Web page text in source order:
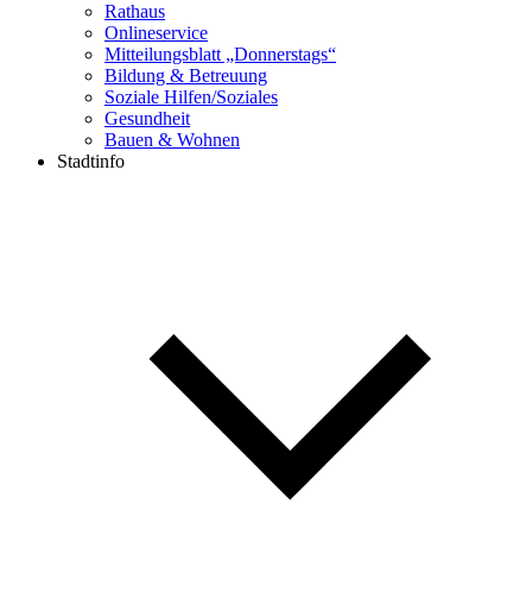
Rathaus
Onlineservice
Mitteilungsblatt „Donnerstags“
Bildung & Betreuung
Soziale Hilfen/Soziales
Gesundheit
Bauen & Wohnen
Stadtinfo